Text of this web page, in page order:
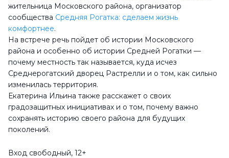
жительница Московского района, организатор
сообщества Средняя Рогатка: сделаем жизнь
комфортнее.
На встрече речь пойдет об истории Московского
района и особенно об истории Средней Рогатки —
почему местность так называется, куда исчез
Среднерогатский дворец Растрелли и о том, как сильно
изменилась территория.
Екатерина Ильина также расскажет о своих
градозащитных инициативах и о том, почему важно
сохранять историю своего района для будущих
поколений.
Вход свободный, 12+